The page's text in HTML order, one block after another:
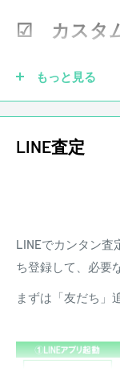
などがあった場合
す。
☑ カスタ
もっと見る
LINE査定
LINEでカンタン査
ち登録して、必要
まずは「友だち」